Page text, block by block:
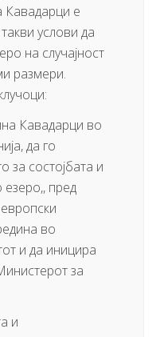
Кавадарци е
услови да
на случајност
размери.
Кавадарци во
да го
за состојбата и
езеро,, пред
во
и да иницира
за
и